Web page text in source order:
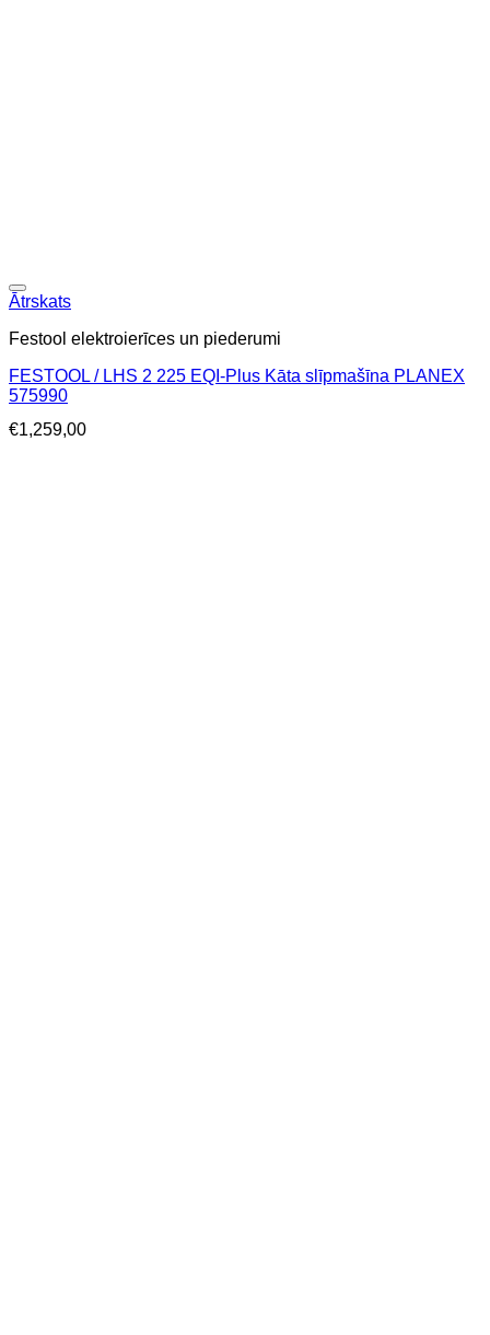
Ātrskats
Festool elektroierīces un piederumi
FESTOOL / LHS 2 225 EQI-Plus Kāta slīpmašīna PLANEX
575990
€1,259,00